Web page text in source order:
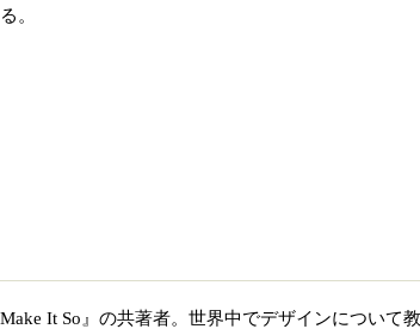
。
It So』の共著者。世界中でデザインについて教